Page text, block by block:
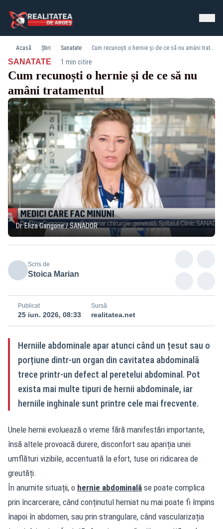
Acasă Știri Sanatate Cum recunoști o hernie și de ce să nu amâni tratamentul
SANATATE· 1 min citire
Cum recunoști o hernie și de ce să nu
amâni tratamentul
Dr. Eliza Gangone / SANADOR
Scris de
Stoica Marian
Publicat
25 iun. 2026, 08:33
Sursă
realitatea.net
Herniile abdominale apar atunci când un țesut sau o
porțiune dintr-un organ din cavitatea abdominală
trece printr-un defect al peretelui abdominal. Pot
exista mai multe tipuri de hernii abdominale, iar
herniile inghinale sunt printre cele mai frecvente.
Unele hernii evoluează o vreme fără manifestări importante,
însă altele provoacă durere, disconfort sau apariția unei
umflături vizibile, accentuată la efort, tuse ori ridicarea de
greutăți.
În anumite situații, o hernie abdominală se poate complica
prin încarcerare, când conținutul herniat nu mai poate fi împins
înapoi în abdomen, sau prin strangulare, când vascularizația